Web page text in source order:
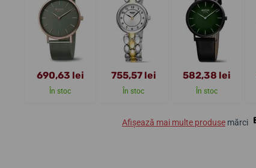
690,63 lei
În stoc
755,57 lei
În stoc
582,38 lei
În stoc
Afișează mai multe produse mărci